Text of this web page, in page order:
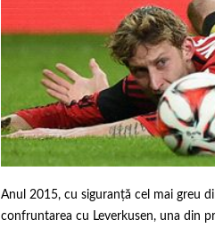
Anul 2015, cu siguranță cel mai greu
confruntarea cu Leverkusen, una din